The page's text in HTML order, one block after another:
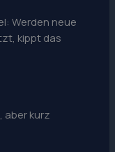
Werden neue
kippt das
aber kurz